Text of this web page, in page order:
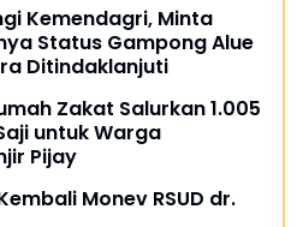
Kemendagri, Minta
Status Gampong Alue
Ditindaklanjuti
Zakat Salurkan 1.005
untuk Warga
Pijay
Monev RSUD dr.